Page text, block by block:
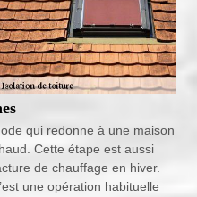
qui redonne à une maison
Cette étape est aussi
de chauffage en hiver.
une opération habituelle